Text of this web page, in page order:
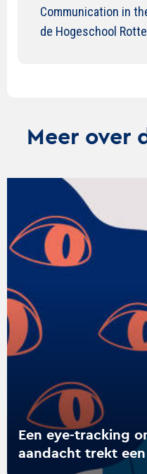
Communication in
de Hogeschool
Meer over
Een eye-tracking
aandacht trekt
Een
eye-
tracking
onderzoek:
hoeveel
aandacht
trekt
een
reclame?